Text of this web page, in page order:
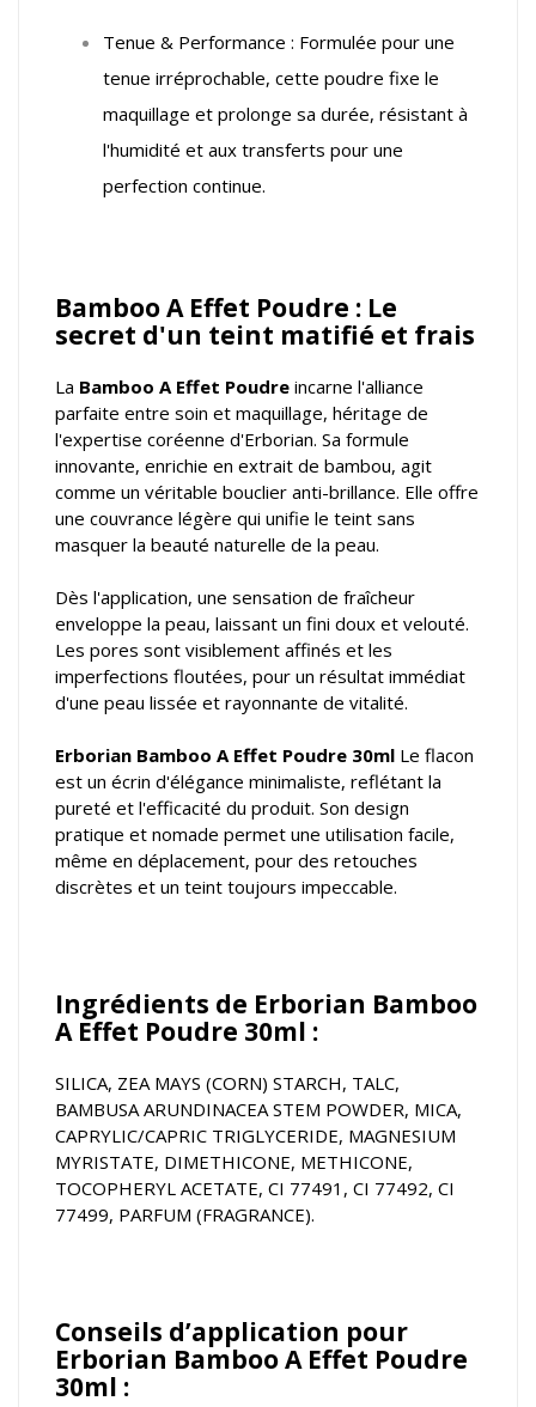
Tenue & Performance : Formulée pour une
tenue irréprochable, cette poudre fixe le
maquillage et prolonge sa durée, résistant à
l'humidité et aux transferts pour une
perfection continue.
Bamboo A Effet Poudre : Le
secret d'un teint matifié et frais
La Bamboo A Effet Poudre incarne l'alliance
parfaite entre soin et maquillage, héritage de
l'expertise coréenne d'Erborian. Sa formule
innovante, enrichie en extrait de bambou, agit
comme un véritable bouclier anti-brillance. Elle offre
une couvrance légère qui unifie le teint sans
masquer la beauté naturelle de la peau.
Dès l'application, une sensation de fraîcheur
enveloppe la peau, laissant un fini doux et velouté.
Les pores sont visiblement affinés et les
imperfections floutées, pour un résultat immédiat
d'une peau lissée et rayonnante de vitalité.
Erborian Bamboo A Effet Poudre 30ml Le flacon
est un écrin d'élégance minimaliste, reflétant la
pureté et l'efficacité du produit. Son design
pratique et nomade permet une utilisation facile,
même en déplacement, pour des retouches
discrètes et un teint toujours impeccable.
Ingrédients de Erborian Bamboo
A Effet Poudre 30ml :
SILICA, ZEA MAYS (CORN) STARCH, TALC,
BAMBUSA ARUNDINACEA STEM POWDER, MICA,
CAPRYLIC/CAPRIC TRIGLYCERIDE, MAGNESIUM
MYRISTATE, DIMETHICONE, METHICONE,
TOCOPHERYL ACETATE, CI 77491, CI 77492, CI
77499, PARFUM (FRAGRANCE).
Conseils d’application pour
Erborian Bamboo A Effet Poudre
30ml :